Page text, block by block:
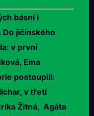
básní i
jičínského
v první
Ema
postoupili:
v třetí
Žitná, Agáta